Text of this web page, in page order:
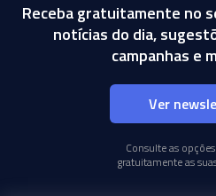
Receba gratuitamente no
notícias do dia,
campanhas e
Ver
Consulte as
gratuitamente as